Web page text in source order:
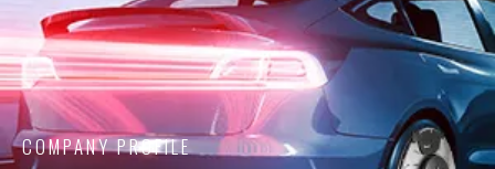
COMPANY PROFILE